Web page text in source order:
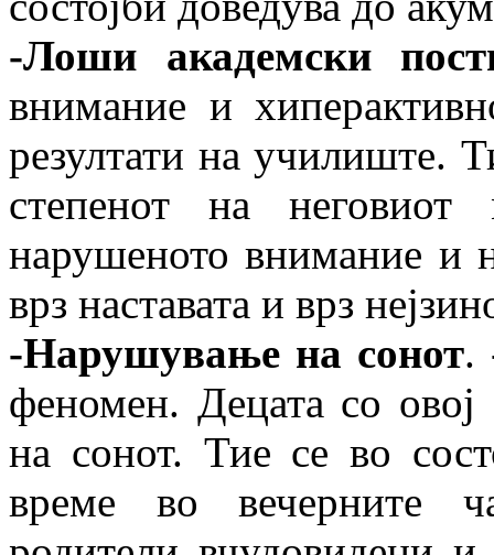
-Лоши академски
внимание и
резултати на училиште.
степенот на неговиот
нарушеното внимание и
врз наставата и врз
-Нарушување на сонот.
феномен. Децата со овој
на сонот. Тие се во
време во вечерните